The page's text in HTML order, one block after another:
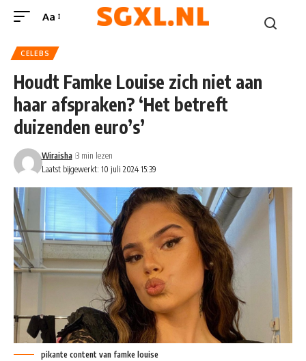
Aa
CELEBS
Houdt Famke Louise zich niet aan
haar afspraken? ‘Het betreft
duizenden euro’s’
Laatst bijgewerkt: 10 juli 2024 15:39
Wiraisha 3 min lezen
pikante content van famke louise